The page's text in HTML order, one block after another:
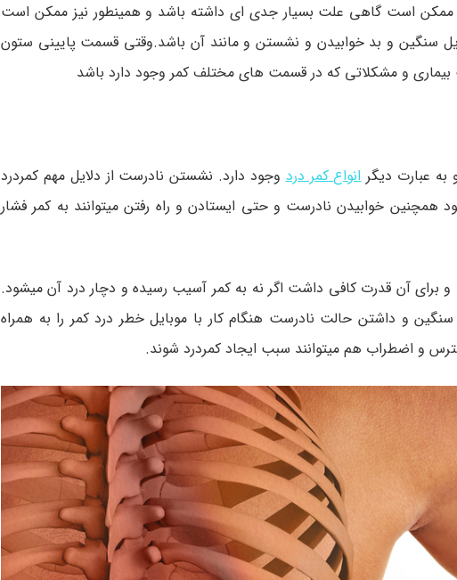
است گاهی علت بسیار جدی ای داشته باشد و همینطور نیز ممکن است
سنگین و بد خوابیدن و نشستن و مانند آن باشد.وقتی قسمت پایینی ستون
و مشکلاتی که در قسمت های مختلف کمر وجود دارد باشد
به عبارت دیگرانواع کمر دردوجود دارد. نشستن نادرست از دلایل مهم کمردرد
خوابیدن نادرست و حتی ایستادن و راه رفتن میتوانند به کمر فشار
برای آن قدرت کافی داشت اگر نه به کمر آسیب رسیده و دچار درد آن میشود.
و داشتن حالت نادرست هنگام کار با موبایل خطر درد کمر را به همراه
و اضطراب هم میتوانند سبب ایجاد کمردرد شوند.